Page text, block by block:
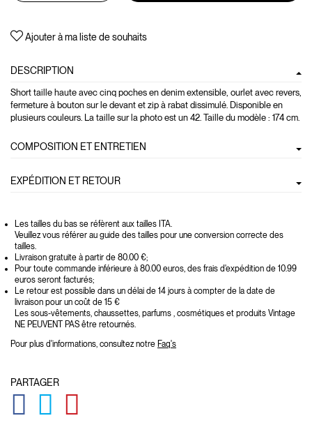
Ajouter à ma liste de souhaits
DESCRIPTION
Short taille haute avec cinq poches en denim extensible, ourlet avec revers,
fermeture à bouton sur le devant et zip à rabat dissimulé. Disponible en
plusieurs couleurs. La taille sur la photo est un 42. Taille du modèle : 174 cm.
COMPOSITION ET ENTRETIEN
EXPÉDITION ET RETOUR
Les tailles du bas se réfèrent aux tailles ITA.
Veuillez vous référer au guide des tailles pour une conversion correcte des
tailles.
Livraison gratuite à partir de 80.00 €;
Pour toute commande inférieure à 80.00 euros, des frais d'expédition de 10.99
euros seront facturés;
Le retour est possible dans un délai de 14 jours à compter de la date de
livraison pour un coût de 15 €
Les sous-vêtements, chaussettes, parfums , cosmétiques et produits Vintage
NE PEUVENT PAS être retournés.
Pour plus d'informations, consultez notre Faq's
PARTAGER
GLOBAL.SOCIALSHARE.FACEBOOK
GLOBAL.SOCIALSHARE.TWITTER